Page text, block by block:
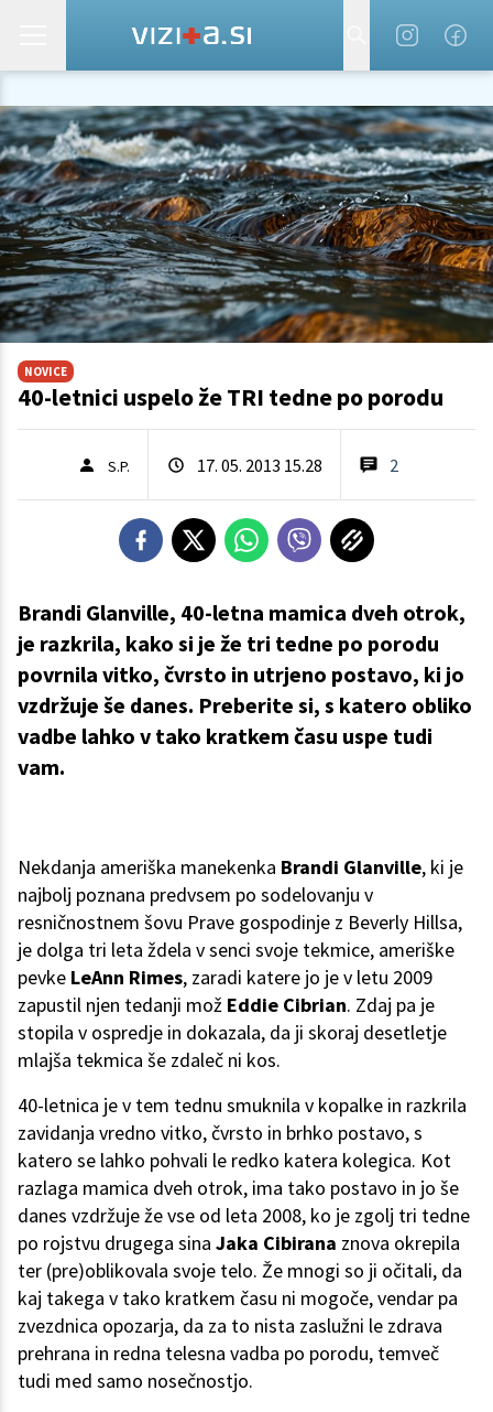
NOVICE
40-letnici uspelo že TRI tedne po porodu
S.P. 17. 05. 2013 15.28 2
Brandi Glanville, 40-letna mamica dveh otrok,
je razkrila, kako si je že tri tedne po porodu
povrnila vitko, čvrsto in utrjeno postavo, ki jo
vzdržuje še danes. Preberite si, s katero obliko
vadbe lahko v tako kratkem času uspe tudi
vam.
Nekdanja ameriška manekenka Brandi Glanville, ki je
najbolj poznana predvsem po sodelovanju v
resničnostnem šovu Prave gospodinje z Beverly Hillsa,
je dolga tri leta ždela v senci svoje tekmice, ameriške
pevke LeAnn Rimes, zaradi katere jo je v letu 2009
zapustil njen tedanji mož Eddie Cibrian. Zdaj pa je
stopila v ospredje in dokazala, da ji skoraj desetletje
mlajša tekmica še zdaleč ni kos.
40-letnica je v tem tednu smuknila v kopalke in razkrila
zavidanja vredno vitko, čvrsto in brhko postavo, s
katero se lahko pohvali le redko katera kolegica. Kot
razlaga mamica dveh otrok, ima tako postavo in jo še
danes vzdržuje že vse od leta 2008, ko je zgolj tri tedne
po rojstvu drugega sina Jaka Cibirana znova okrepila
ter (pre)oblikovala svoje telo. Že mnogi so ji očitali, da
kaj takega v tako kratkem času ni mogoče, vendar pa
zvezdnica opozarja, da za to nista zaslužni le zdrava
prehrana in redna telesna vadba po porodu, temveč
tudi med samo nosečnostjo.